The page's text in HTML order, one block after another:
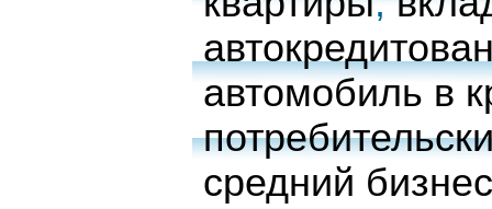
автомобиль в
средний бизнес